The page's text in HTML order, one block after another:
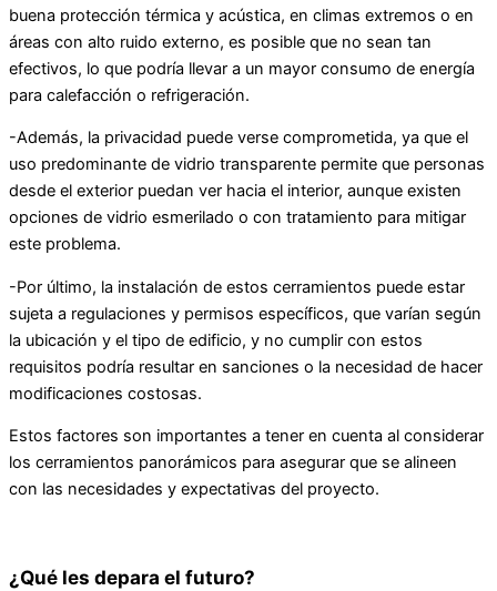
buena protección térmica y acústica, en climas extremos o en
áreas con alto ruido externo, es posible que no sean tan
efectivos, lo que podría llevar a un mayor consumo de energía
para calefacción o refrigeración.
-Además, la privacidad puede verse comprometida, ya que el
uso predominante de vidrio transparente permite que personas
desde el exterior puedan ver hacia el interior, aunque existen
opciones de vidrio esmerilado o con tratamiento para mitigar
este problema.
-Por último, la instalación de estos cerramientos puede estar
sujeta a regulaciones y permisos específicos, que varían según
la ubicación y el tipo de edificio, y no cumplir con estos
requisitos podría resultar en sanciones o la necesidad de hacer
modificaciones costosas.
Estos factores son importantes a tener en cuenta al considerar
los cerramientos panorámicos para asegurar que se alineen
con las necesidades y expectativas del proyecto.
¿Qué les depara el futuro?